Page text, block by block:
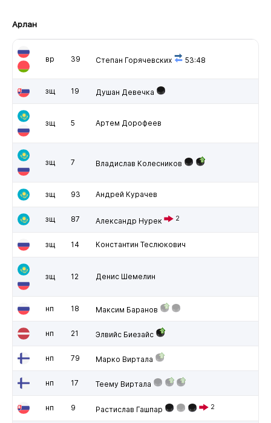
Арлан
вр 39 Степан Горячевских 53:48
зщ 19 Душан Девечка
зщ 5 Артем Дорофеев
зщ 7 Владислав Колесников
зщ 93 Андрей Курачев
зщ 87 Александр Нурек 2
зщ 14 Константин Теслюкович
зщ 12 Денис Шемелин
нп 18 Максим Баранов
нп 21 Элвийс Биезайс
нп 79 Марко Виртала
нп 17 Теему Виртала
нп 9 Растислав Гашпар 2